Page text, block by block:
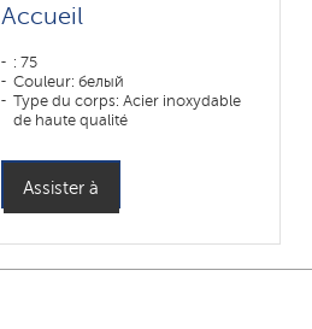
Accueil
: 75
Couleur: белый
Type du corps: Acier inoxydable
de haute qualité
Assister à